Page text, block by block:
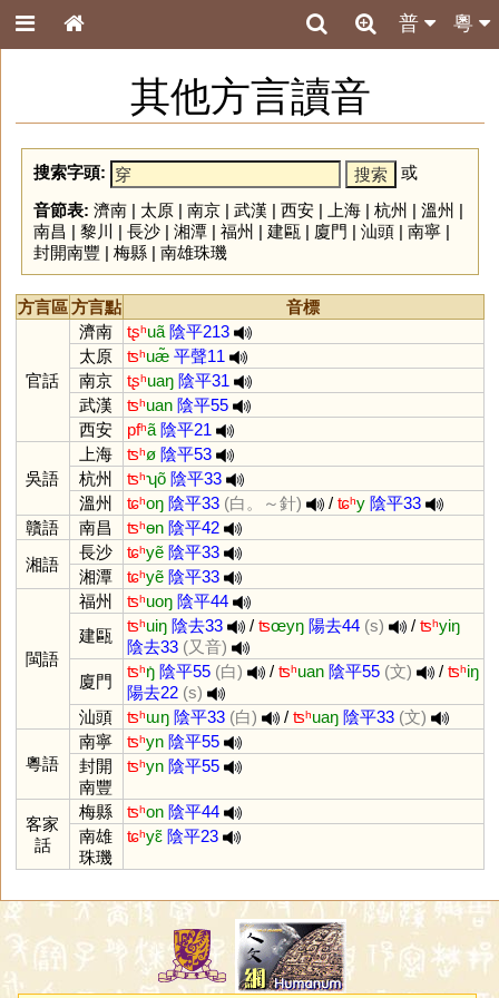
粵
普
其他方言讀音
搜索字頭:
或
音節表: 濟南| 太原| 南京| 武漢 | 西安| 上海| 杭州 | 溫州 |
南昌 | 黎川 | 長沙| 湘潭| 福州 | 建甌 | 廈門 | 汕頭| 南寧|
封開南豐 | 梅縣| 南雄珠璣
方言區方言點 音標
官話
濟南 tʂʰuã 陰平213
太原
ʦʰuæ̃ 平聲11
南京
tʂʰuaŋ 陰平31
武漢
ʦʰuan 陰平55
西安
pfʰã 陰平21
吳語
上海 ʦʰø 陰平53
杭州
ʦʰʮõ 陰平33
溫州
ʨʰoŋ 陰平33 (白。～針) / ʨʰy 陰平33
贛語
南昌 ʦʰɵn 陰平42
湘語
長沙 ʨʰyẽ 陰平33
湘潭
ʨʰyẽ 陰平33
閩語
福州 ʦʰuoŋ 陰平44
建甌
ʦʰuiŋ 陰去33 / ʦœyŋ 陽去44 (s) / ʦʰyiŋ
陰去33 (又音)
廈門
ʦʰŋ̍ 陰平55 (白) / ʦʰuan 陰平55 (文) / ʦʰiŋ
陽去22 (s)
汕頭
ʦʰɯŋ 陰平33 (白) / ʦʰuaŋ 陰平33 (文)
粵語
南寧 ʦʰyn 陰平55
封開
南豐
ʦʰyn 陰平55
客家
話
梅縣 ʦʰon 陰平44
南雄
珠璣
ʨʰyɛ̃ 陰平23